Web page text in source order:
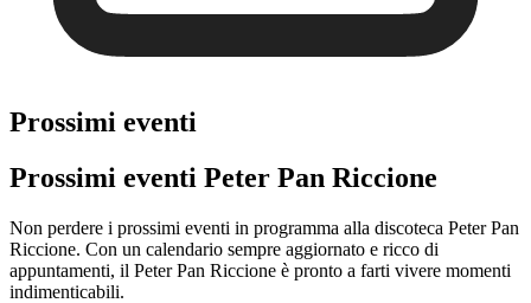
Prossimi eventi
Prossimi eventi Peter Pan Riccione
Non perdere i prossimi eventi in programma alla discoteca Peter Pan
Riccione. Con un calendario sempre aggiornato e ricco di
appuntamenti, il Peter Pan Riccione è pronto a farti vivere momenti
indimenticabili.